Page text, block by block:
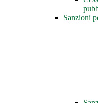
Sanzioni